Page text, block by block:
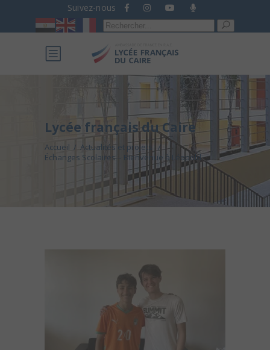
Suivez-nous
Recherche
pour :
Lycée français du Caire
Accueil / Actualités et projets
/
Échanges Scolaires – Bienvenue à Léopold